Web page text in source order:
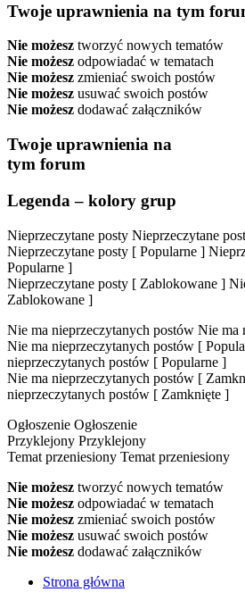
Twoje uprawnienia na tym
Nie możesz tworzyć nowych tematów
Nie możesz odpowiadać w tematach
Nie możesz zmieniać swoich postów
Nie możesz usuwać swoich postów
Nie możesz dodawać załączników
Twoje uprawnienia na
tym forum
Legenda – kolory grup
Nieprzeczytane posty Nieprzeczytane
Nieprzeczytane posty [ Popularne ]
Popularne ]
Nieprzeczytane posty [ Zablokowane ]
Zablokowane ]
Nie ma nieprzeczytanych postów Nie ma
Nie ma nieprzeczytanych postów [
nieprzeczytanych postów [ Popularne ]
Nie ma nieprzeczytanych postów [
nieprzeczytanych postów [ Zamknięte ]
Ogłoszenie Ogłoszenie
Przyklejony Przyklejony
Temat przeniesiony Temat przeniesiony
Nie możesz tworzyć nowych tematów
Nie możesz odpowiadać w tematach
Nie możesz zmieniać swoich postów
Nie możesz usuwać swoich postów
Nie możesz dodawać załączników
Strona główna